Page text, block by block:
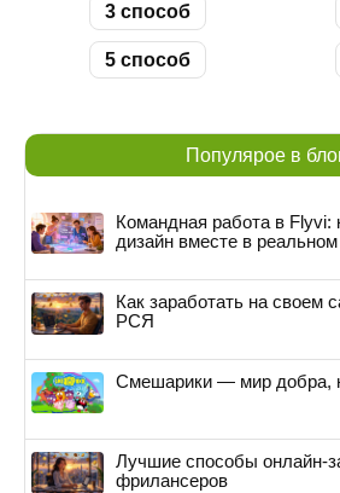
3 способ
5 способ
Популярое в
Командная работа в Flyvi:
дизайн вместе в
Как заработать на своем
РСЯ
Смешарики — мир добра,
Лучшие способы онлайн-
фрилансеров